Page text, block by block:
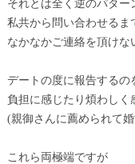
それとは全く逆のパター
私共から問い合わせるま
なかなかご連絡を頂けな
デートの度に報告するの
負担に感じたり煩わしく
(親御さんに薦められて
これら両極端ですが